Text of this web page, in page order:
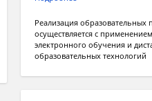
Реализация образовательных
осуществляется с
электронного обучения и
образовательных технологий